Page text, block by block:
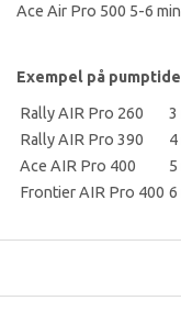
Ace Air Pro 500 5-6
Exempel på
Rally AIR Pro 260
3
Rally AIR Pro 390
4
Ace AIR Pro 400
5
Frontier AIR Pro 400 6